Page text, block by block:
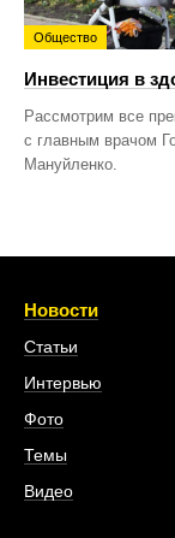
Общество
Инвестиция в
Рассмотрим все
с главным врачом
Мануйленко.
Новости
Статьи
Интервью
Фото
Темы
Видео